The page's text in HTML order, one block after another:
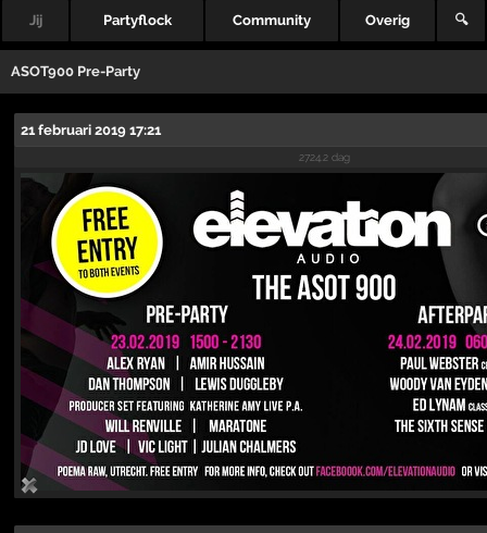
Jij Partyflock Community Overig 🔍
ASOT900 Pre-Party
21 februari 2019 17:21
2724.2 dag